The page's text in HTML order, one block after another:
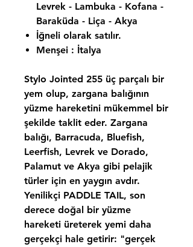
Levrek - Lambuka - Kofana -
Baraküda - Liça - Akya
İğneli olarak satılır.
Menşei : İtalya
Stylo Jointed 255 üç parçalı bir
yem olup, zargana balığının
yüzme hareketini mükemmel bir
şekilde taklit eder. Zargana
balığı, Barracuda, Bluefish,
Leerfish, Levrek ve Dorado,
Palamut ve Akya gibi pelajik
türler için en yaygın avdır.
Yenilikçi PADDLE TAIL, son
derece doğal bir yüzme
hareketi üreterek yemi daha
gerçekçi hale getirir: "gerçek